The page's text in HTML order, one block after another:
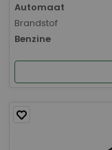
Automaat
Brandstof
Benzine